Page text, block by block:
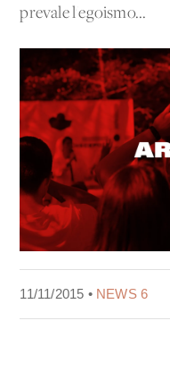
prevale l'egoismo...
11/11/2015 • NEWS 6